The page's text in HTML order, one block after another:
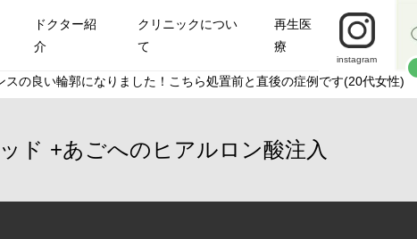
ドクター紹
介
クリニックについ
て
再生医
療
instagram
の良い輪郭になりました！こちら処置前と直後の症例です(20代女性)
ド あごへのヒアルロン酸注入